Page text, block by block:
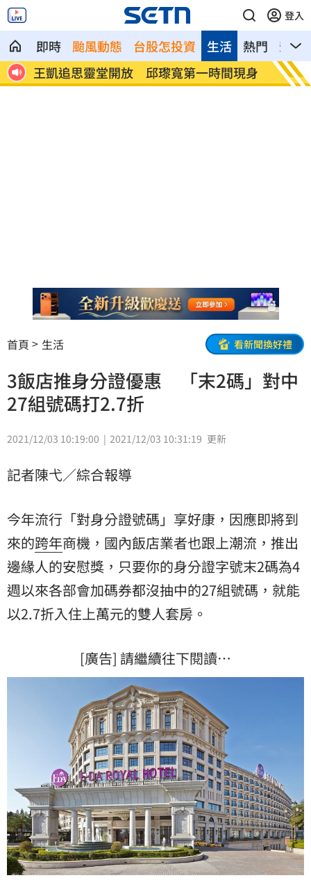
登入
即時 颱風動態 台股怎投資 熱門 影音
生活
網
王凱追思靈堂開放 邱瓈寬第一時間現身
肥大
播
首頁 生活 看新聞換好禮
3飯店推身分證優惠 「末2碼」對中
27組號碼打2.7折
2021/12/03 10:19:00 2021/12/03 10:31:19 更新
記者陳弋／綜合報導
今年流行「對身分證號碼」享好康，因應即將到
來的跨年商機，國內飯店業者也跟上潮流，推出
邊緣人的安慰獎，只要你的身分證字號末2碼為4
週以來各部會加碼券都沒抽中的27組號碼，就能
以2.7折入住上萬元的雙人套房。
[廣告] 請繼續往下閱讀…